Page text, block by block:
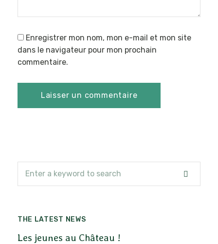
Enregistrer mon nom, mon e-mail et mon site
dans le navigateur pour mon prochain
commentaire.
THE LATEST NEWS
Les jeunes au Château !